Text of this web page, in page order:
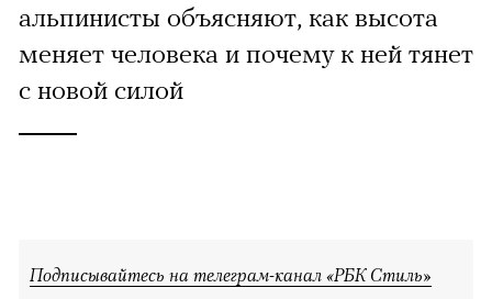
альпинисты объясняют, как высота
меняет человека и почему к ней тянет
с новой силой
Подписывайтесь на телеграм-канал «РБК Стиль»